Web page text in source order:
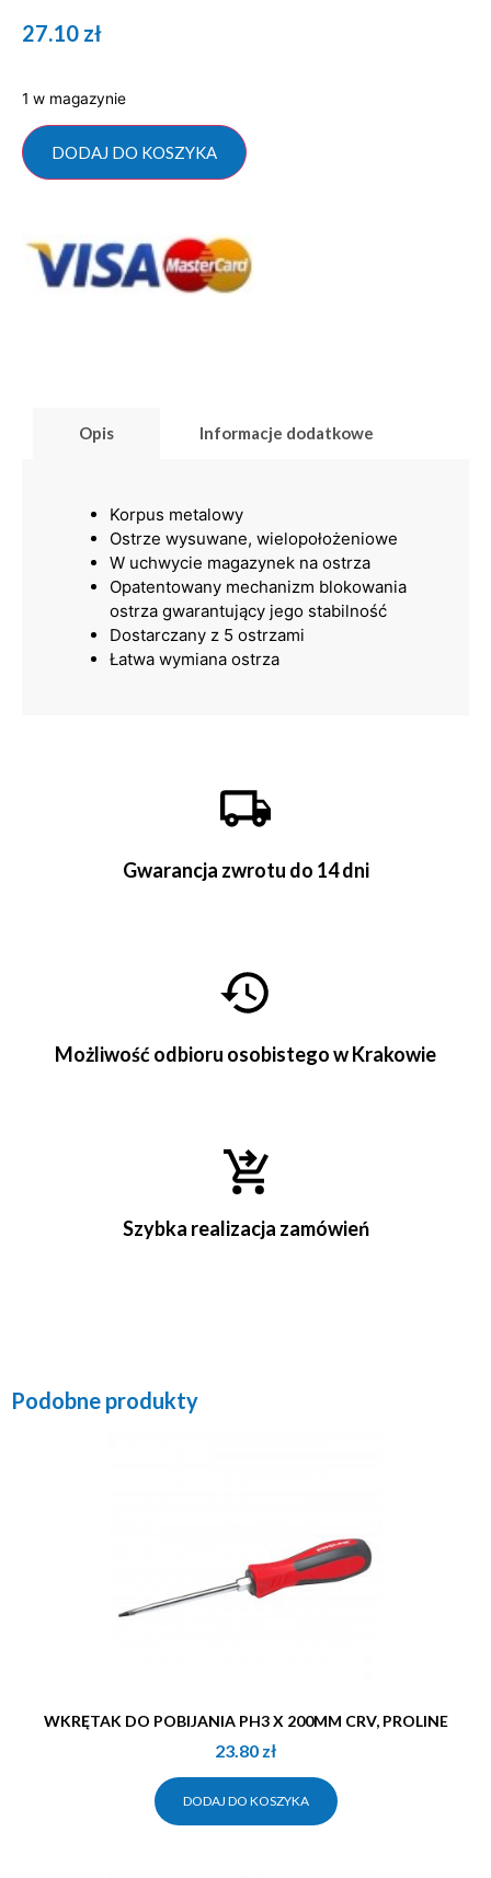
27.10 zł
1 w magazynie
DODAJ DO KOSZYKA
Opis Informacje dodatkowe
Korpus metalowy
Ostrze wysuwane, wielopołożeniowe
W uchwycie magazynek na ostrza
Opatentowany mechanizm blokowania
ostrza gwarantujący jego stabilność
Dostarczany z 5 ostrzami
Łatwa wymiana ostrza
Gwarancja zwrotu do 14 dni
Możliwość odbioru osobistego w Krakowie
Szybka realizacja zamówień
Podobne produkty
WKRĘTAK DO POBIJANIA PH3 X 200MM CRV, PROLINE
23.80 zł
DODAJ DO KOSZYKA